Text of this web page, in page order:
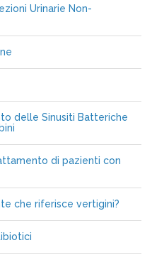
Urinarie Non-
delle Sinusiti Batteriche
di pazienti con
che riferisce vertigini?